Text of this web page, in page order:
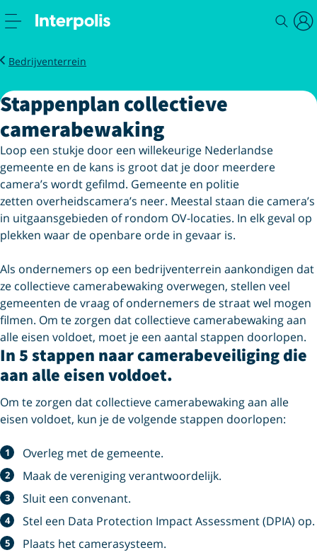
Zakelijk
Bedrijventerrein
Stappenplan camerabewaking
Stappenplan collectieve
camerabewaking
Loop een stukje door een willekeurige Nederlandse
gemeente en de kans is groot dat je door meerdere
camera’s wordt gefilmd. Gemeente en politie
zetten overheidscamera’s neer. Meestal staan die camera’s
in uitgaansgebieden of rondom OV-locaties. In elk geval op
plekken waar de openbare orde in gevaar is.
Als ondernemers op een bedrijventerrein aankondigen dat
ze collectieve camerabewaking overwegen, stellen veel
gemeenten de vraag of ondernemers de straat wel mogen
filmen. Om te zorgen dat collectieve camerabewaking aan
alle eisen voldoet, moet je een aantal stappen doorlopen.
In 5 stappen naar camerabeveiliging die
aan alle eisen voldoet.
Om te zorgen dat collectieve camerabewaking aan alle
eisen voldoet, kun je de volgende stappen doorlopen:
Overleg met de gemeente.
Maak de vereniging verantwoordelijk.
Sluit een convenant.
Stel een Data Protection Impact Assessment (DPIA) op.
Plaats het camerasysteem.